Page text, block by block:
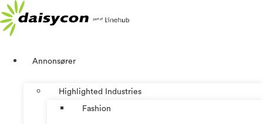
Hoppa
till
innehåll
Annonsører
Highlighted Industries
Fashion